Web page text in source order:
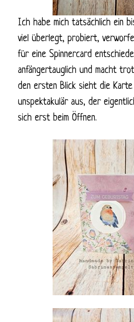
Ich habe mich tatsächlich ein
viel überlegt, probiert,
für eine Spinnercard
anfängertauglich und macht
den ersten Blick sieht die
unspektakulär aus, der
sich erst beim Öffnen.